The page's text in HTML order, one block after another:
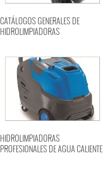
CATÁLOGOS GENERALES DE
HIDROLIMPIADORAS
HIDROLIMPIADORAS
PROFESIONALES DE AGUA CALIENTE